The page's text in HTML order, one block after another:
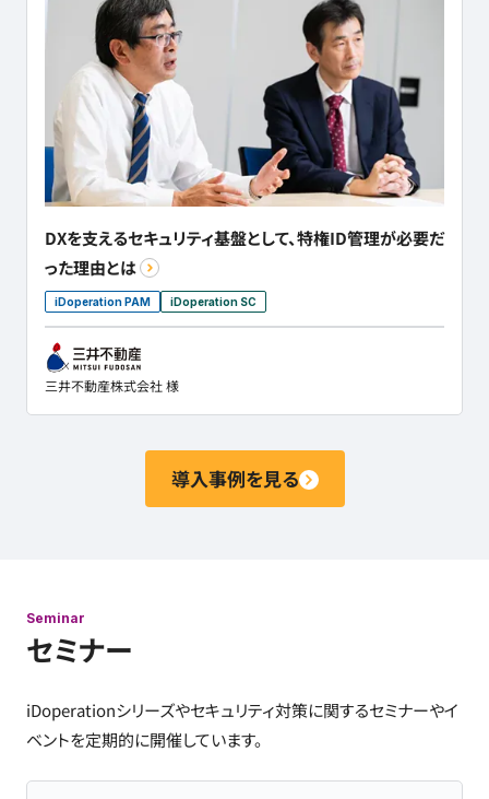
DXを支えるセキュリティ基盤として、特権ID管理が必要だ
った理由とは
iDoperation PAM iDoperation SC
三井不動産株式会社 様
導入事例を見る
Seminar
セミナー
iDoperationシリーズやセキュリティ対策に関するセミナーやイ
ベントを定期的に開催しています。